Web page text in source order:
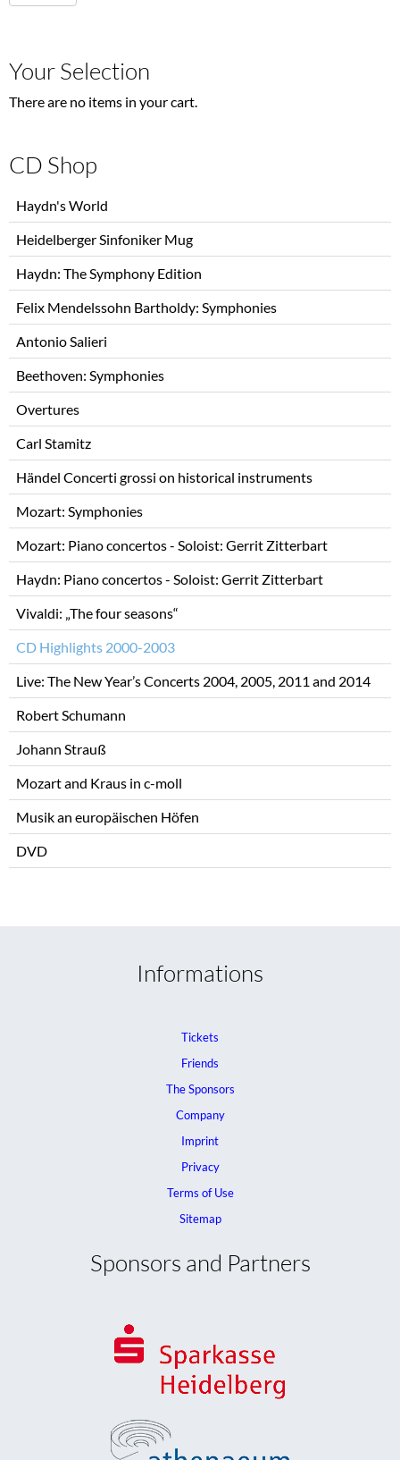
Your Selection
There are no items in your cart.
CD Shop
navigation
Haydn's World
Heidelberger Sinfoniker Mug
Haydn: The Symphony Edition
Felix Mendelssohn Bartholdy: Symphonies
Antonio Salieri
Beethoven: Symphonies
Overtures
Carl Stamitz
Händel Concerti grossi on historical instruments
Mozart: Symphonies
Mozart: Piano concertos - Soloist: Gerrit Zitterbart
Haydn: Piano concertos - Soloist: Gerrit Zitterbart
Vivaldi: „The four seasons“
CD Highlights 2000-2003
Live: The New Year’s Concerts 2004, 2005, 2011 and 2014
Robert Schumann
Johann Strauß
Mozart and Kraus in c-moll
Musik an europäischen Höfen
DVD
Informations
Tickets
Friends
The Sponsors
Company
Imprint
Privacy
Terms of Use
Sitemap
Sponsors and Partners